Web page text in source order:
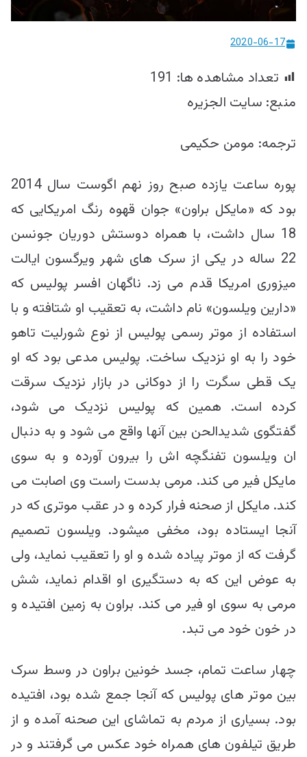
ییزو څېړنو
2020-06-17
تعداد مشاهده ها: 191
منبع: سایت الجزیره
ترجمه: مومن حکیمی
پوره ساعت یازده صبح روز نهم اگوست سال 2014
بود که «مایکل براون» جوان قهوه رنگ امریکایی که
18 سال داشت، با همراه دوستش دوریان جونسن
22 ساله در یکی از سرک های شهر ویرگسون ایالت
میزوری امریکا قدم می زد. ناگهان افسر پولیس که
«دارین ویلسون» نام داشت، به تعقیب او شتافته و با
استفاده از موتر رسمی پولیس از نوع شورلیت تاهو
خود را به او نزدیک ساخت. پولیس مدعی بود که او
یک قطی سگرت را از دوکانی در بازار نزدیک سرقت
کرده است. همین که پولیس نزدیک می شود،
گفتگوی شدیدالحن بین آنها واقع می شود و به دنبال
ان ویلسون تفنگچه اش را بیرون آورده و به سوی
مایکل فیر می کند. مرمی بدست راست وی اصابت می
کند. مایکل از صحنه فرار کرده و در عقب موتری که در
آنجا ایستاده بود، مخفی میشود. ویلسون تصمیم
گرفت که از موتر پیاده شده و او را تعقیب نماید، ولی
به عوض این که به دستگیری او اقدام نماید، شش
مرمی به سوی او فیر می کند. براون به زمین افتیده و
در خون خود می تبد.
چهار ساعت تمام، جسد خونین براون در وسط سرک
بین موتر های پولیس که آنجا جمع شده بود، افتیده
بود. بسیاری از مردم به تماشای این صحنه آمده و از
طریق تیلفون های همراه خود عکس می گرفتند و در